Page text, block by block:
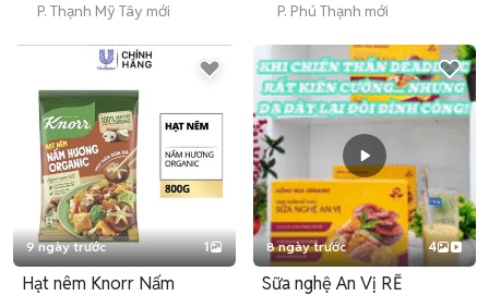
P. Thạnh Mỹ Tây mới
P. Phú Thạnh mới
9 ngày trước 1
Hạt nêm Knorr Nấm
8 ngày trước 4
Sữa nghệ An Vị RẼ